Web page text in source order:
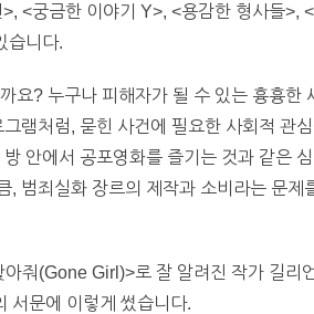
<궁금한 이야기 Y>, <용감한 형사들>,
습니다.
요? 누구나 피해자가 될 수 있는 흉흉
램처럼, 묻힌 사건에 필요한 사회적 관
안에서 공포영화를 즐기는 것과 같은
, 범죄실화 장르의 제작과 소비라는 문
줘(Gone Girl)>로 잘 알려진 작가 길리
서문에 이렇게 썼습니다.